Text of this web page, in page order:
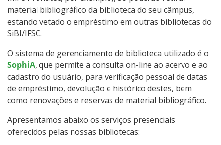
material bibliográfico da biblioteca do seu câmpus,
estando vetado o empréstimo em outras bibliotecas do
SiBI/IFSC.
O sistema de gerenciamento de biblioteca utilizado é o
SophiA, que permite a consulta on-line ao acervo e ao
cadastro do usuário, para verificação pessoal de datas
de empréstimo, devolução e histórico destes, bem
como renovações e reservas de material bibliográfico.
Apresentamos abaixo os serviços presenciais
oferecidos pelas nossas bibliotecas: